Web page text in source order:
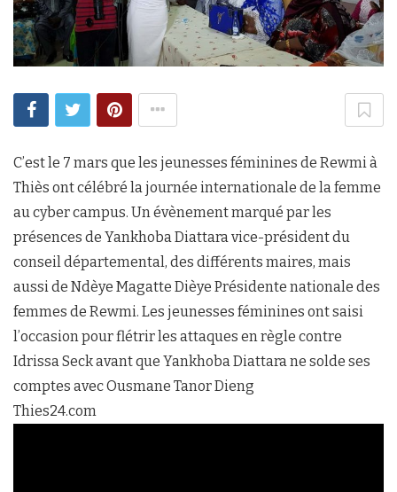
C’est le 7 mars que les jeunesses féminines de Rewmi à
Thiès ont célébré la journée internationale de la femme
au cyber campus. Un évènement marqué par les
présences de Yankhoba Diattara vice-président du
conseil départemental, des différents maires, mais
aussi de Ndèye Magatte Dièye Présidente nationale des
femmes de Rewmi. Les jeunesses féminines ont saisi
l’occasion pour flétrir les attaques en règle contre
Idrissa Seck avant que Yankhoba Diattara ne solde ses
comptes avec Ousmane Tanor Dieng
Thies24.com